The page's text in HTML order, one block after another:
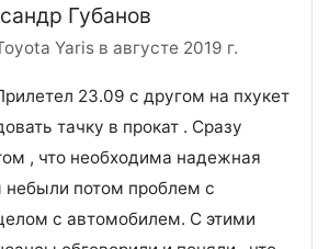
Губанов
Yaris в августе 2019 г.
23.09 с другом на пхукет
тачку в прокат . Сразу
, что необходима надежная
потом проблем с
с автомобилем. С этими